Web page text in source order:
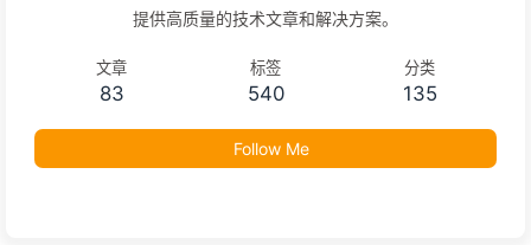
提供高质量的技术文章和解决方案。
文章
83
标签
540
分类
135
Follow Me